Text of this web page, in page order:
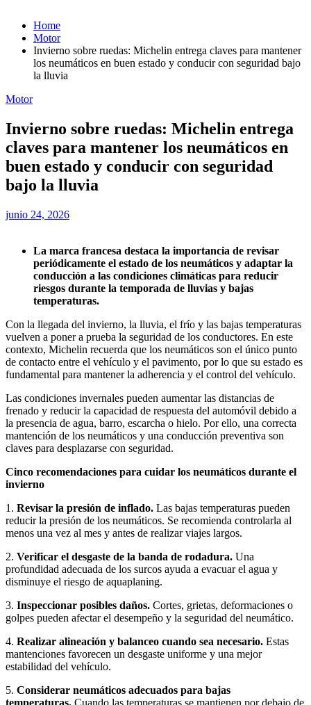
Home
Motor
Invierno sobre ruedas: Michelin entrega claves para mantener
los neumáticos en buen estado y conducir con seguridad bajo
la lluvia
Motor
Invierno sobre ruedas: Michelin entrega
claves para mantener los neumáticos en
buen estado y conducir con seguridad
bajo la lluvia
junio 24, 2026
La marca francesa destaca la importancia de revisar
periódicamente el estado de los neumáticos y adaptar la
conducción a las condiciones climáticas para reducir
riesgos durante la temporada de lluvias y bajas
temperaturas.
Con la llegada del invierno, la lluvia, el frío y las bajas temperaturas
vuelven a poner a prueba la seguridad de los conductores. En este
contexto, Michelin recuerda que los neumáticos son el único punto
de contacto entre el vehículo y el pavimento, por lo que su estado es
fundamental para mantener la adherencia y el control del vehículo.
Las condiciones invernales pueden aumentar las distancias de
frenado y reducir la capacidad de respuesta del automóvil debido a
la presencia de agua, barro, escarcha o hielo. Por ello, una correcta
mantención de los neumáticos y una conducción preventiva son
claves para desplazarse con seguridad.
Cinco recomendaciones para cuidar los neumáticos durante el
invierno
1. Revisar la presión de inflado. Las bajas temperaturas pueden
reducir la presión de los neumáticos. Se recomienda controlarla al
menos una vez al mes y antes de realizar viajes largos.
2. Verificar el desgaste de la banda de rodadura. Una
profundidad adecuada de los surcos ayuda a evacuar el agua y
disminuye el riesgo de aquaplaning.
3. Inspeccionar posibles daños. Cortes, grietas, deformaciones o
golpes pueden afectar el desempeño y la seguridad del neumático.
4. Realizar alineación y balanceo cuando sea necesario. Estas
mantenciones favorecen un desgaste uniforme y una mejor
estabilidad del vehículo.
5. Considerar neumáticos adecuados para bajas
temperaturas. Cuando las temperaturas se mantienen por debajo de